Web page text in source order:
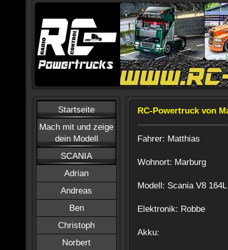
Startseite
Mach mit und zeige
dein Modell
SCANIA
Adrian
Andreas
Ben
Christoph
Norbert
RC-Powertruck von
Fahrer: Matthias
Wohnort: Marburg
Modell: Scania V8
Elektronik: Robbe
Akku: